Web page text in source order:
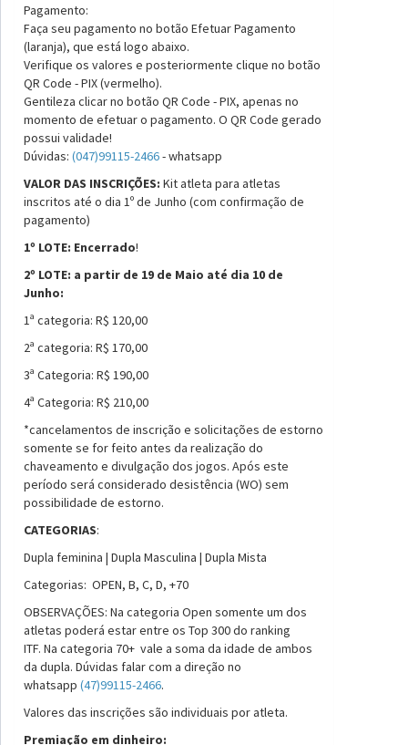
Pagamento:
Faça seu pagamento no botão Efetuar Pagamento
(laranja), que está logo abaixo.
Verifique os valores e posteriormente clique no botão
QR Code - PIX (vermelho).
Gentileza clicar no botão QR Code - PIX, apenas no
momento de efetuar o pagamento. O QR Code gerado
possui validade!
Dúvidas: (047)99115-2466- whatsapp
VALOR DAS INSCRIÇÕES: Kit atleta para atletas
inscritos até o dia 1º de Junho (com confirmação de
pagamento)
1º LOTE: Encerrado!
2º LOTE: a partir de 19 de Maio até dia 10 de
Junho:
1ª categoria: R$ 120,00
2ª categoria: R$ 170,00
3ª Categoria: R$ 190,00
4ª Categoria: R$ 210,00
*cancelamentos de inscrição e solicitações de estorno
somente se for feito antes da realização do
chaveamento e divulgação dos jogos. Após este
período será considerado desistência (WO) sem
possibilidade de estorno.
CATEGORIAS:
Dupla feminina | Dupla Masculina | Dupla Mista
Categorias: OPEN, B, C, D, +70
OBSERVAÇÕES: Na categoria Open somente um dos
atletas poderá estar entre os Top 300 do ranking
ITF. Na categoria 70+ vale a soma da idade de ambos
da dupla. Dúvidas falar com a direção no
whatsapp (47)99115-2466.
Valores das inscrições são individuais por atleta.
Premiação em dinheiro: